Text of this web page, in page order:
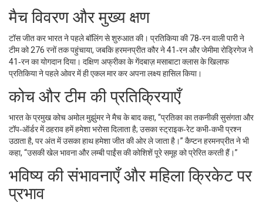
मैच विवरण और मुख्य क्षण
टॉस जीत कर भारत ने पहले बॉलिंग से शुरुआत की। प्रतिकिया की 78‑रन वाली पारी ने
टीम को 276 रनों तक पहुंचाया, जबकिहरमनप्रीत कौरने 41‑रन औरजेमीमा रोड्रिगेजने
41‑रन का योगदान दिया। दक्षिण अफ्रीका के गेंदबाज़मसाबाटा क्लासके खिलाफ
प्रतिकिया ने पहले ओवर में ही एकल मार कर अपना लक्ष्य हासिल किया।
कोच और टीम की प्रतिक्रियाएँ
भारत के प्रमुख कोचअमोल मुझुंमरने मैच के बाद कहा, “प्रतिका का तकनीकी सुसंगता और
टॉप‑ऑर्डर में ठहराव हमें हमेशा भरोसा दिलाता है; उसका स्ट्राइक‑रेट कभी‑कभी प्रश्न
उठाता है, पर अंत में उसका हाथ हमेशा जीत की ओर ले जाता है।” कैप्टन हरमनप्रीत ने भी
कहा, “उसकी खेल भावना और लम्बी पाईंस की कोशिशें पूरे समूह को प्रेरित करती हैं।”
भविष्य की संभावनाएँ और महिला क्रिकेट पर
प्रभाव